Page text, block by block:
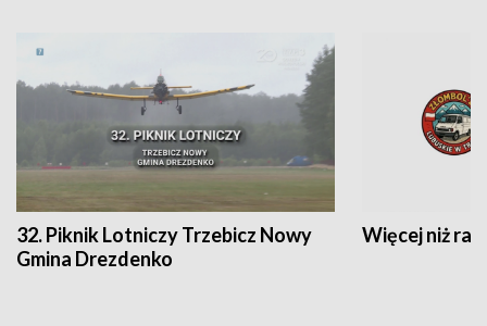
32. Piknik Lotniczy Trzebicz Nowy
Gmina Drezdenko
Więcej niż rajd